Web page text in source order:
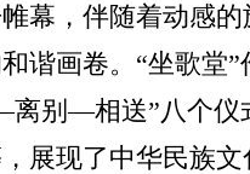
幕，伴随着动感
谐画卷。“坐歌堂
—相送”八个仪
展现了中华民族文